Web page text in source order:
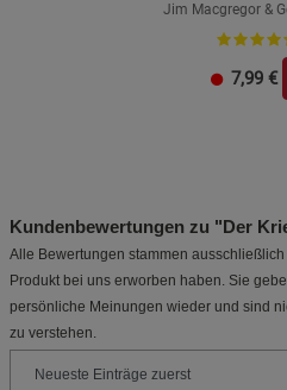
Jim Macgregor &
7,99 €
Kundenbewertungen zu "Der
Alle Bewertungen stammen
Produkt bei uns erworben haben. Sie
persönliche Meinungen wieder und sind
zu verstehen.